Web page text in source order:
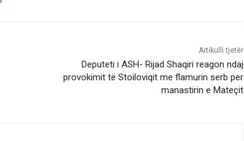
Artikulli tjetër
Deputeti i ASH- Rijad Shaqiri reagon ndaj
provokimit të Stoiloviqit me flamurin serb per
manastirin e Mateçit